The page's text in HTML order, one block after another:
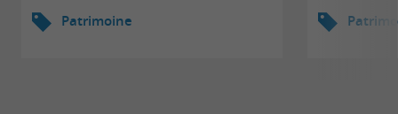
Patrimoine